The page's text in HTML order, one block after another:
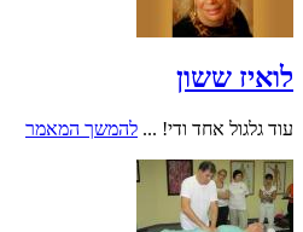
לואיז ששון
עוד גלגול אחד ודי! ... להמשך המאמר